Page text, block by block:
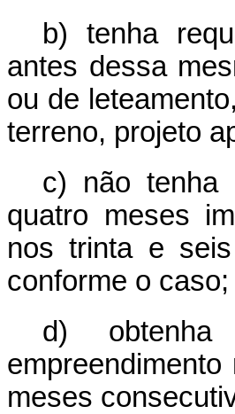
b) tenha
antes dessa
ou de
terreno, projeto
c) não tenha
quatro meses
nos trinta e
conforme o caso;
d) obtenha
meses